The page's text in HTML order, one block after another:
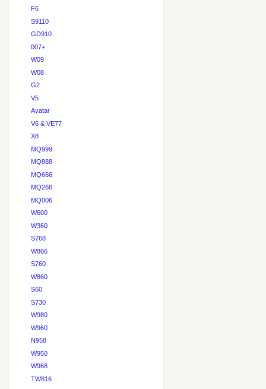
F6
S9110
GD910
007+
W09
W08
G2
V5
Avatar
V6 & VE77
X8
MQ999
MQ888
MQ666
MQ266
MQ006
W600
W360
S768
W866
S760
W860
S60
S730
W980
W960
N958
W950
W968
TW816